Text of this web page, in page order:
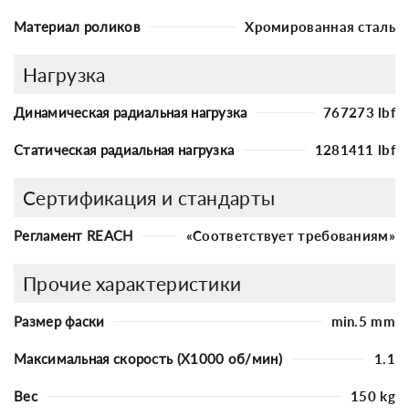
Материал роликов Хромированная сталь
Нагрузка
Динамическая радиальная нагрузка 767273 lbf
Статическая радиальная нагрузка 1281411 lbf
Сертификация и стандарты
Регламент REACH «Соответствует требованиям»
Прочие характеристики
Размер фаски min.5 mm
Максимальная скорость (X1000 об/мин) 1.1
Вес 150 kg